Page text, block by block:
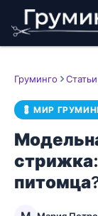
Груминго Статьи
💈 МИР